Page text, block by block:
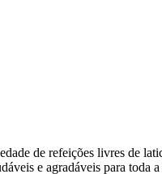
de refeições livres de
e agradáveis para toda